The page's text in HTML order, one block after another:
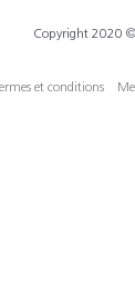
Copyright 2020
et conditions